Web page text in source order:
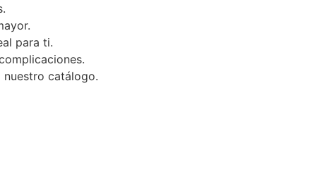
para ti.
catálogo.